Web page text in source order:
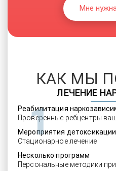
ЛЕЧЕНИЕ
Реабилитация
Проверенные ребцентры
Мероприятия детоксикации
Стационарное лечение
Несколько программ
Персональные методики
Мне
КАК МЫ
1